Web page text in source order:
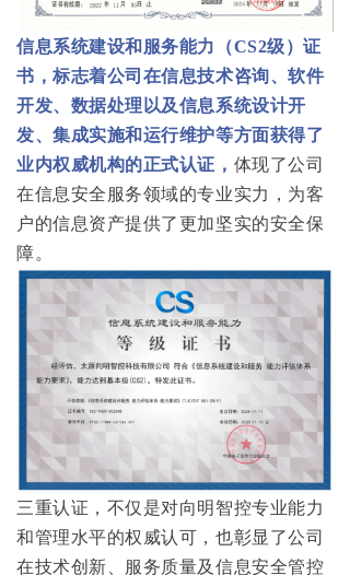
信息系统建设和服务能力（CS2级）证
书，标志着公司在信息技术咨询、软件
开发、数据处理以及信息系统设计开
发、集成实施和运行维护等方面获得了
业内权威机构的正式认证， 体现了公司
在信息安全服务领域的专业实力，为客
户的信息资产提供了更加坚实的安全保
障。
三重认证，不仅是对向明智控专业能力
和管理水平的权威认可，也彰显了公司
在技术创新、服务质量及信息安全管控